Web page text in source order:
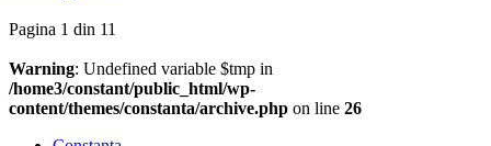
Pagina 1 din 11
Warning: Undefined variable $tmp in
/home3/constant/public_html/wp-
content/themes/constanta/archive.php on line 26